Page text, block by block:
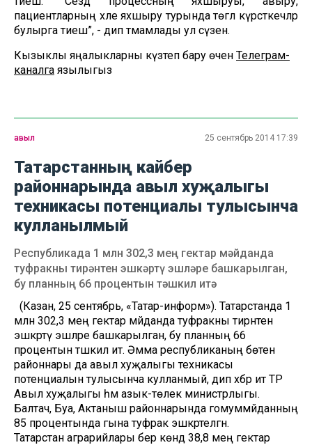
пациентларның хәле яхшыру турында төгәл күрсәткечләр
булырга тиеш”, - дип тәмамлады ул сүзен.
Кызыклы яңалыкларны күзәтеп бару өчен Телеграм-
каналга язылыгыз
авыл 25 сентябрь 2014 17:39
Татарстанның кайбер
районнарында авыл хуҗалыгы
техникасы потенциалы тулысынча
кулланылмый
Республикада 1 млн 302,3 мең гектар мәйданда
туфракны тирәнтен эшкәртү эшләре башкарылган,
бу планның 66 процентын тәшкил итә
(Казан, 25 сентябрь, «Татар-информ»). Татарстанда 1
млн 302,3 мең гектар мәйданда туфракны тирәнтен
эшкәртү эшләре башкарылган, бу планның 66
процентын тәшкил итә. Әмма республиканың бөтен
районнары да авыл хуҗалыгы техникасы
потенциалын тулысынча кулланмый, дип хәбәр итә ТР
Авыл хуҗалыгы һәм азык-төлек министрлыгы.
Балтач, Буа, Актаныш районнарында гомуммәйданның
85 процентында гына туфрак эшкәртелгән.
Татарстан аграрийлары бер көндә 38,8 мең гектар